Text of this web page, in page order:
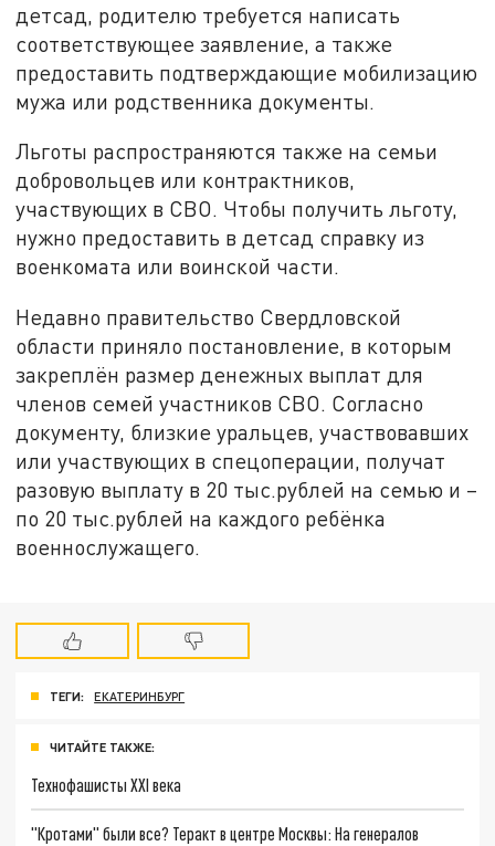
детсад, родителю требуется написать
соответствующее заявление, а также
предоставить подтверждающие мобилизацию
мужа или родственника документы.
Льготы распространяются также на семьи
добровольцев или контрактников,
участвующих в СВО. Чтобы получить льготу,
нужно предоставить в детсад справку из
военкомата или воинской части.
Недавно правительство Свердловской
области приняло постановление, в которым
закреплён размер денежных выплат для
членов семей участников СВО. Согласно
документу, близкие уральцев, участвовавших
или участвующих в спецоперации, получат
разовую выплату в 20 тыс.рублей на семью и –
по 20 тыс.рублей на каждого ребёнка
военнослужащего.
ТЕГИ: ЕКАТЕРИНБУРГ
ЧИТАЙТЕ ТАКЖЕ:
Технофашисты XXI века
"Кротами" были все? Теракт в центре Москвы: На генералов